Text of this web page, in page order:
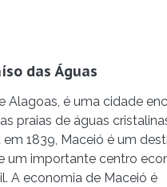
das Águas
Alagoas, é uma cidade
praias de águas
1839, Maceió é um
um importante centro
A economia de Maceió é